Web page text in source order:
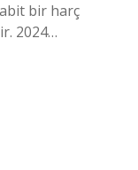
bir harç
2024…